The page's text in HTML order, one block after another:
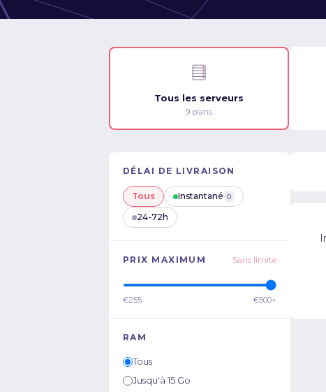
Tous les serveurs
9 plans
DÉLAI DE LIVRAISON
Tous Instantané 0
24-72h
PRIX MAXIMUM Sans limite
€255 €500+
RAM
Tous
Jusqu'à 15 Go